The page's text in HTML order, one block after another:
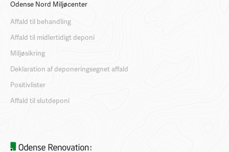
Odense Nord Miljøcenter
Affald til behandling
Affald til midlertidigt deponi
Miljøsikring
Deklaration af deponeringsegnet affald
Positivlister
Affald til slutdeponi